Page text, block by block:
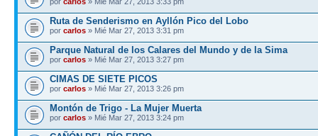
Ruta de Senderismo en Ayllón Pico del Lobo
por carlos » Mié Mar 27, 2013 3:31 pm
Parque Natural de los Calares del Mundo y de la Sima
por carlos » Mié Mar 27, 2013 3:27 pm
CIMAS DE SIETE PICOS
por carlos » Mié Mar 27, 2013 3:26 pm
Montón de Trigo - La Mujer Muerta
por carlos » Mié Mar 27, 2013 3:24 pm